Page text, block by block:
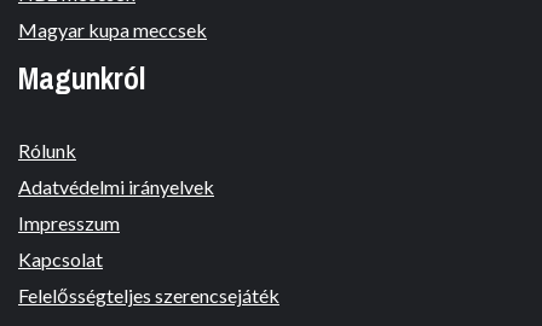
Magyar kupa meccsek
Magunkról
Rólunk
Adatvédelmi irányelvek
Impresszum
Kapcsolat
Felelősségteljes szerencsejáték